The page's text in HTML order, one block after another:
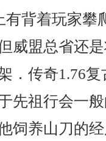
有背着玩家攀
威盟总省还
．传奇1.76
祖行会一般
饲养山刀的